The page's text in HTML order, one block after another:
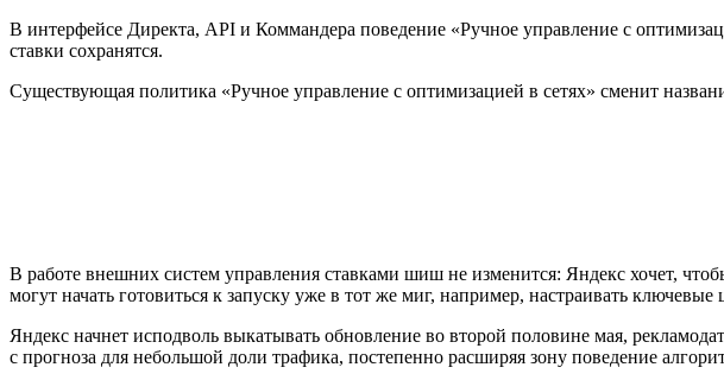
В интерфейсе Директа, API и Коммандера поведение «Ручное управление с
ставки сохранятся.
Существующая политика «Ручное управление с оптимизацией в сетях» сменит
В работе внешних систем управления ставками шиш не изменится: Яндекс хочет,
могут начать готовиться к запуску уже в тот же миг, например, настраивать ключевые
Яндекс начнет исподволь выкатывать обновление во второй половине мая,
с прогноза для небольшой доли трафика, постепенно расширяя зону поведение